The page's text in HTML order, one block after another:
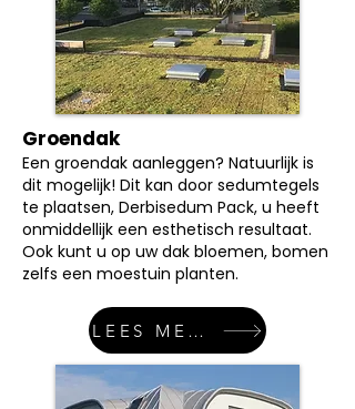
Groendak
Een groendak aanleggen? Natuurlijk is
dit mogelijk! Dit kan door sedumtegels
te plaatsen, Derbisedum Pack, u heeft
onmiddellijk een esthetisch resultaat.
Ook kunt u op uw dak bloemen, bomen
zelfs een moestuin planten.
LEES MEER